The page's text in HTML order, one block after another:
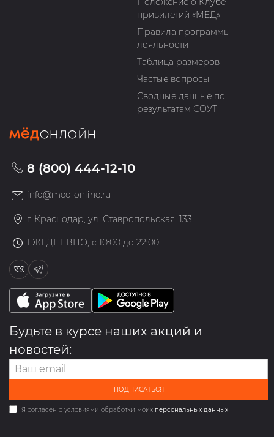
привилегий «МЁД»
Правила программы
лояльности
Таблица размеров
Частые вопросы
Сводные данные по
результатам СОУТ
8 (800) 444-12-10
info@med-online.ru
г. Краснодар, ул. Ставропольская, 133
ЕЖЕДНЕВНО, с 10:00 до 22:00
Будьте в курсе наших акций и
новостей:
ПОДПИСАТЬСЯ
Я согласен с условиями обработки моих персональных данных